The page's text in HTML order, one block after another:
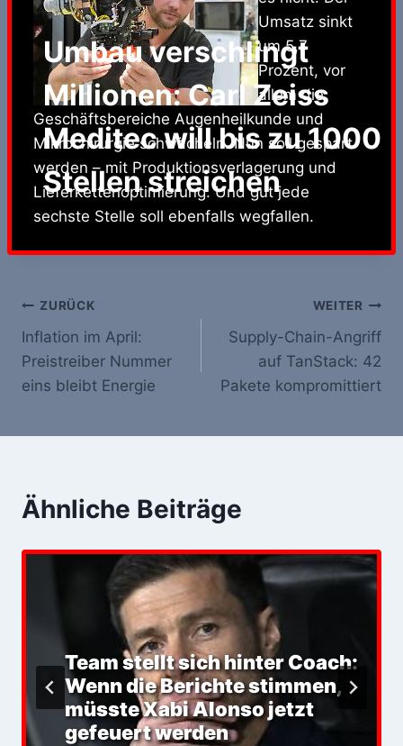
Umbau verschlingt
Millionen: Carl Zeiss
Meditec will bis zu 1000
Stellen streichen
Umsatz sinkt
um 5,7
Prozent, vor
allem die
Geschäftsbereiche Augenheilkunde und
Mikrochirurgie schwächeln. Nun soll gespart
werden – mit Produktionsverlagerung und
Lieferkettenoptimierung. Und gut jede
sechste Stelle soll ebenfalls wegfallen.
Beitrags-
Navigation
ZURÜCK
Inflation im April:
Preistreiber Nummer
eins bleibt Energie
WEITER
Supply-Chain-Angriff
auf TanStack: 42
Pakete kompromittiert
Ähnliche Beiträge
Team stellt sich hinter Coach:
Wenn die Berichte stimmen,
müsste Xabi Alonso jetzt
gefeuert werden